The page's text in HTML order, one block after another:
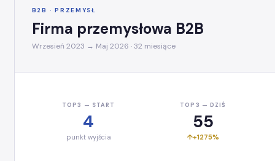
B2B · PRZEMYSŁ
Firma przemysłowa B2B
Wrzesień 2023 → Maj 2026 · 32 miesiące
TOP3 — START
4
punkt wyjścia
TOP3 — DZIŚ
55
+1275%